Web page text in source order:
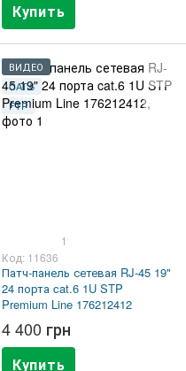
Купить
ВИДЕО
CAT.6
FTP
1
Код: 11636
Патч-панель сетевая RJ-45 19"
24 порта cat.6 1U STP
Premium Line 176212412
4 400 грн
Купить